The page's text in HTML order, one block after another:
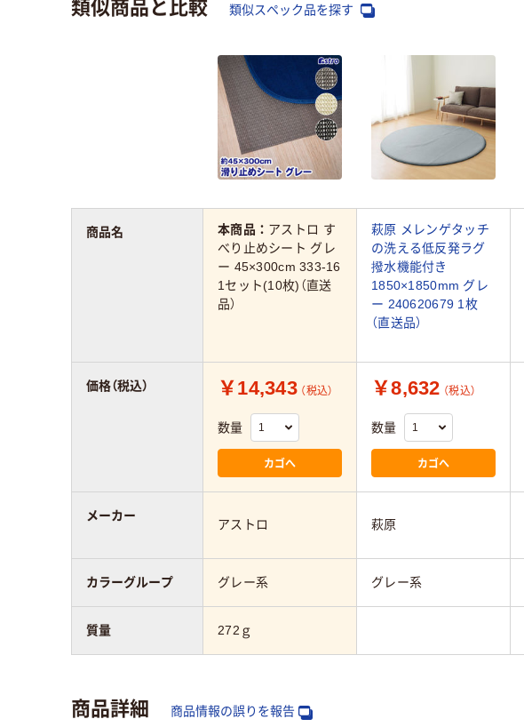
類似スペック品を探す
本商品： アストロ す
べり止めシート グレ
ー 45×300cm 333-16
1セット(10枚)（直送
品）
萩原 メレンゲタッチ
の洗える低反発ラグ
撥水機能付き
1850×1850mm グレ
ー 240620679 1枚
（直送品）
￥14,343 （税込）
数量
カゴへ
￥8,632 （税込）
数量
カゴへ
アストロ 萩原
グレー系 グレー系
272ｇ
商品名
価格（税込）
メーカー
カラーグループ
質量
商品詳細 商品情報の誤りを報告